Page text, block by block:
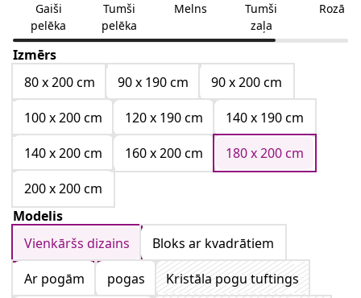
Gaiši
pelēka
Tumši
pelēka
Melns
Tumši
zaļa
Rozā
Izmērs
80 x 200 cm
90 x 190 cm
90 x 200 cm
100 x 200 cm
120 x 190 cm
140 x 190 cm
140 x 200 cm
160 x 200 cm
180 x 200 cm
200 x 200 cm
Modelis
Vienkāršs dizains
Bloks ar kvadrātiem
Ar pogām
pogas
Kristāla pogu tuftings